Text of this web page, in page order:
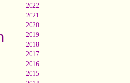
2022
2021
2020
2019
2018
2017
2016
2015